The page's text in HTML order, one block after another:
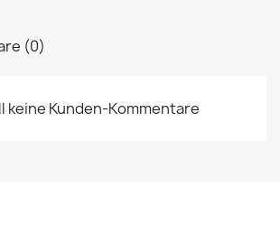
(0)
keine Kunden-Kommentare